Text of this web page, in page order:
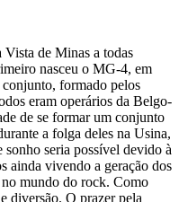
de Minas a todas
nasceu o MG-4, em
formado pelos
eram operários da Belgo-
de se formar um conjunto
a folga deles na Usina,
seria possível devido à
ainda vivendo a geração dos
mundo do rock. Como
diversão. O prazer pela